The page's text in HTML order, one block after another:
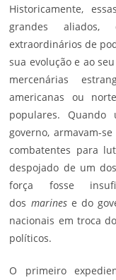
Historicamente,
grandes aliados,
extraordinários de
sua evolução e ao
mercenárias
americanas ou
populares.
governo, armavam-
combatentes para
despojado de um
força fosse
dos marines e do
nacionais em troca
políticos.
O primeiro